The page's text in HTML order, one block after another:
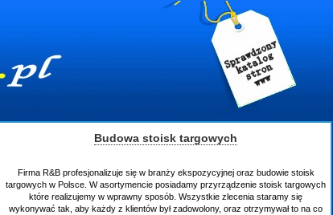
Budowa stoisk targowych
Firma R&B profesjonalizuje się w branży ekspozycyjnej oraz budowie stoisk
targowych w Polsce. W asortymencie posiadamy przyrządzenie stoisk targowych
które realizujemy w wprawny sposób. Wszystkie zlecenia staramy się
wykonywać tak, aby każdy z klientów był zadowolony, oraz otrzymywał to na co